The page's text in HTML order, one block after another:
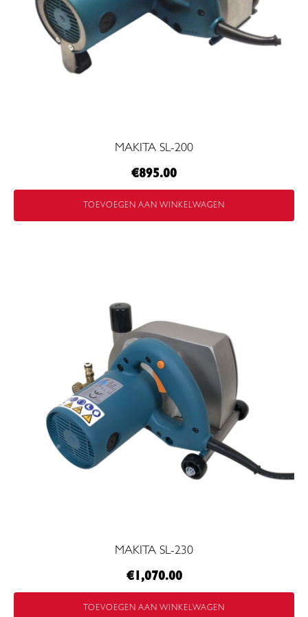
MAKITA SL-200
€895.00
TOEVOEGEN AAN WINKELWAGEN
MAKITA SL-230
€1,070.00
TOEVOEGEN AAN WINKELWAGEN